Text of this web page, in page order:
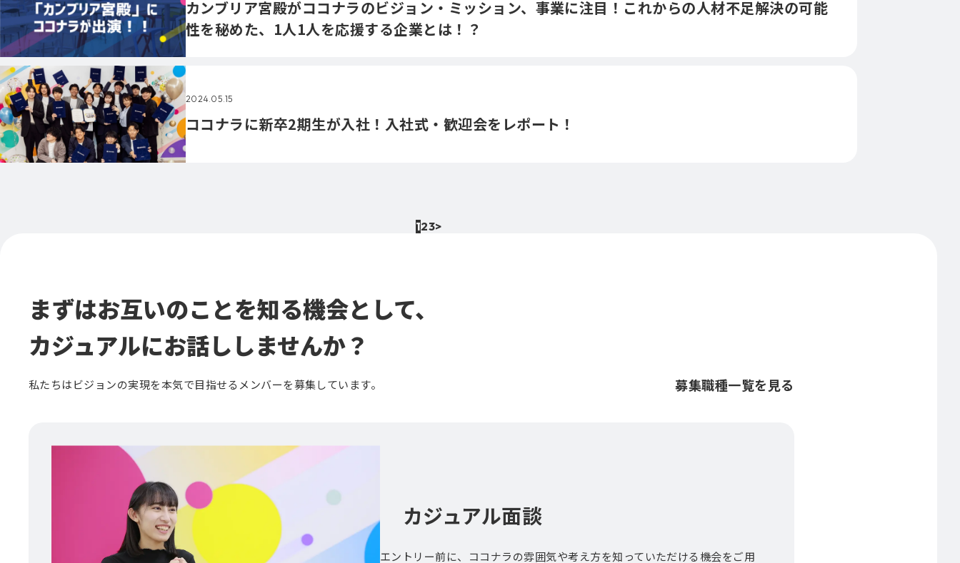
カンブリア宮殿がココナラのビジョン・ミッション、事業に注目！これからの人材不足解決の可能
性を秘めた、1人1人を応援する企業とは！？
2024.05.15
ココナラに新卒2期生が入社！入社式・歓迎会をレポート！
123>
まずはお互いのことを知る機会として、
カジュアルにお話ししませんか？
私たちはビジョンの実現を本気で目指せるメンバーを募集しています。 募集職種一覧を見る
カジュアル面談
エントリー前に、ココナラの雰囲気や考え方を知っていただける機会をご用